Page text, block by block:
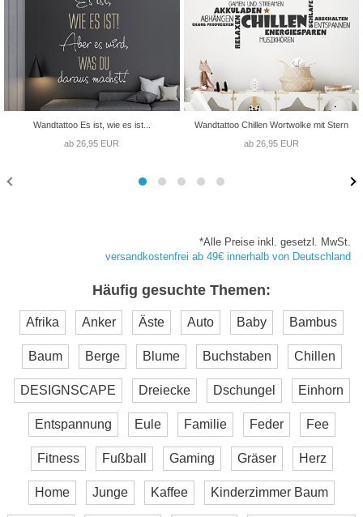
Wandtattoo Es ist, wie es ist...
ab 26,95 EUR
Wandtattoo Chillen Wortwolke mit Stern
ab 26,95 EUR
*Alle Preise inkl. gesetzl. MwSt.
versandkostenfrei ab 49€ innerhalb von Deutschland
Häufig gesuchte Themen:
Afrika Anker Äste Auto Baby Bambus
Baum Berge Blume Buchstaben Chillen
DESIGNSCAPE Dreiecke Dschungel Einhorn
Entspannung Eule Familie Feder Fee
Fitness Fußball Gaming Gräser Herz
Home Junge Kaffee Kinderzimmer Baum